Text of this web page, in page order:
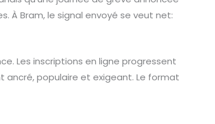
À Bram, le signal envoyé se veut net:
Les inscriptions en ligne progressent
ancré, populaire et exigeant. Le format